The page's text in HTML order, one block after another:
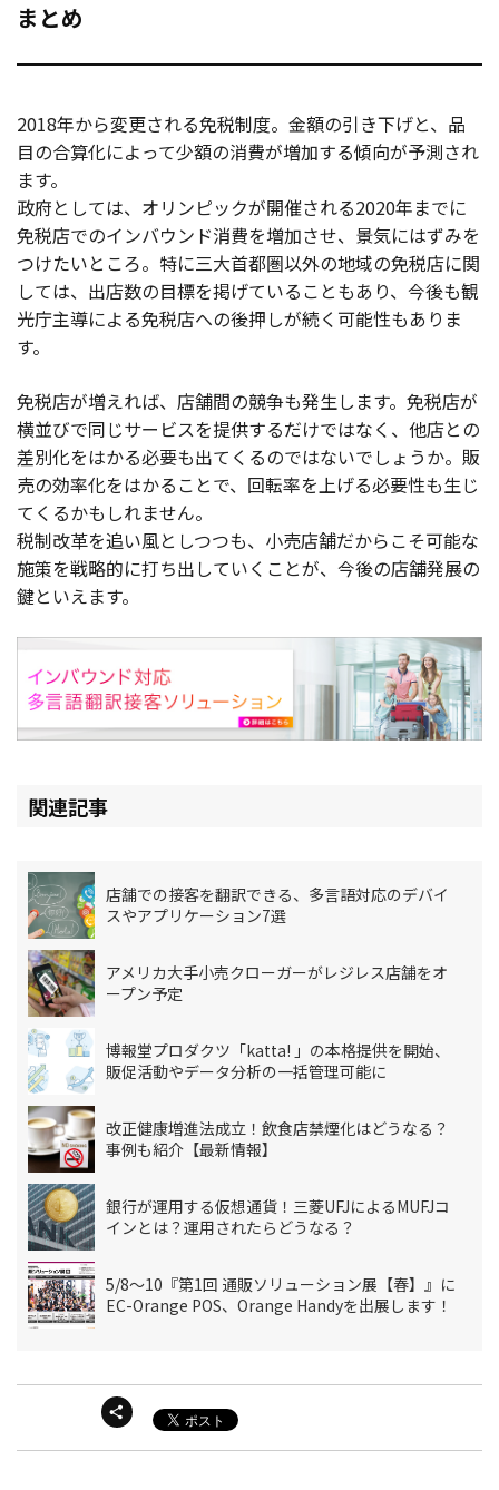
まとめ
2018年から変更される免税制度。金額の引き下げと、品
目の合算化によって少額の消費が増加する傾向が予測され
ます。
政府としては、オリンピックが開催される2020年までに
免税店でのインバウンド消費を増加させ、景気にはずみを
つけたいところ。特に三大首都圏以外の地域の免税店に関
しては、出店数の目標を掲げていることもあり、今後も観
光庁主導による免税店への後押しが続く可能性もありま
す。
免税店が増えれば、店舗間の競争も発生します。免税店が
横並びで同じサービスを提供するだけではなく、他店との
差別化をはかる必要も出てくるのではないでしょうか。販
売の効率化をはかることで、回転率を上げる必要性も生じ
てくるかもしれません。
税制改革を追い風としつつも、小売店舗だからこそ可能な
施策を戦略的に打ち出していくことが、今後の店舗発展の
鍵といえます。
関連記事
店舗での接客を翻訳できる、多言語対応のデバイ
スやアプリケーション7選
アメリカ大手小売クローガーがレジレス店舗をオ
ープン予定
博報堂プロダクツ「katta! 」の本格提供を開始、
販促活動やデータ分析の一括管理可能に
改正健康増進法成立！飲食店禁煙化はどうなる？
事例も紹介【最新情報】
銀行が運用する仮想通貨！三菱UFJによるMUFJコ
インとは？運用されたらどうなる？
5/8～10『第1回 通販ソリューション展【春】』に
EC-Orange POS、Orange Handyを出展します！